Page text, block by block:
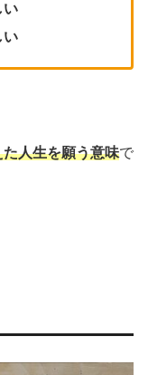
い
い
人生を願う意味で